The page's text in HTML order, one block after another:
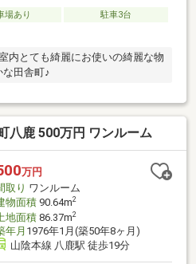
場あり
駐車3台
内とても綺麗にお使いの綺麗な物
田舎町♪
八鹿 500万円 ワンルーム
万円
取り ワンルーム
物面積90.64m2
地面積86.37m2
年月 1976年1月(築50年8ヶ月)
山陰本線 八鹿駅 徒歩19分